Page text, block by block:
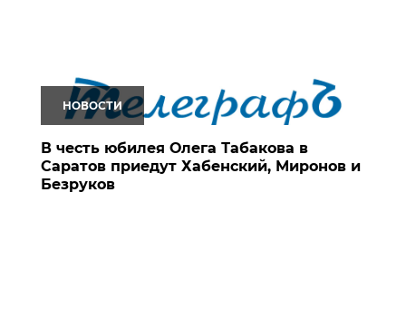
НОВОСТИ
В честь юбилея Олега Табакова в
Саратов приедут Хабенский, Миронов и
Безруков